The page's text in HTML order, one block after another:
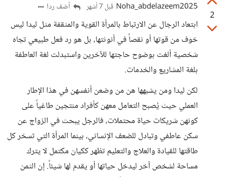
2
Noha_abdelazeem2025 قبل 7 أشهر أضف ردا
ابتعاد الرجال عن الارتباط بالمرأة القوية والمثقفة مثل ليدا ليس
خوف من قوتها أو نقصاً في أنوثتها، بل هو رد فعل طبيعي تجاه
شخصية ألغت بوضوح حاجتها للآخرين واستبدلت لغة العاطفة
بلغة المشاريع والخدمات.
لكن ليدا ومن يشبهها هن من وضعن أنفسهن في هذا الإطار
العملي حيث يُصبح التعامل معهن كأفراد منتجين طاغياً على
كونهن شريكات حياة محتملات، فالرجل يبحث في الزواج عن
سكن عاطفي وتبادل للضعف الإنساني، بينما المرأة التي تسخر كل
طاقتها للقيادة والعلاج والتعليم تظهر ككيان مكتمل لا يترك
مساحة لشخص آخر ليدخل حياتها أو يقدم لها شيئاً. إن الثمن